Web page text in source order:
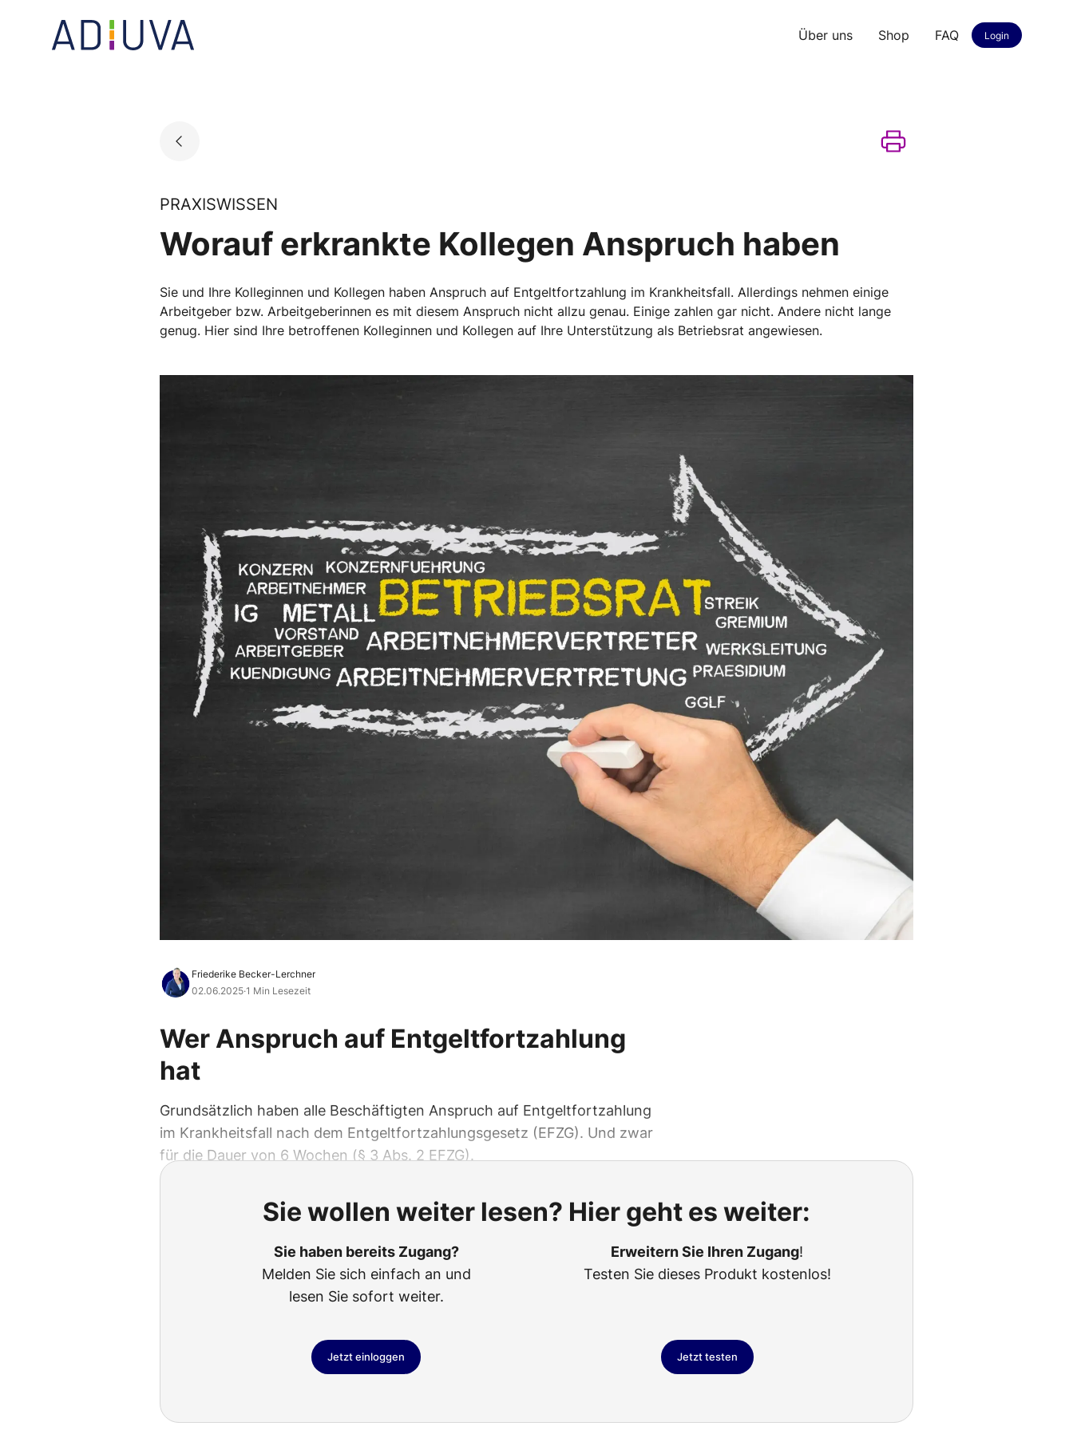
Go to landing page. Über uns Shop FAQ Login
PRAXISWISSEN
Worauf erkrankte Kollegen Anspruch haben
Sie und Ihre Kolleginnen und Kollegen haben Anspruch auf Entgeltfortzahlung im Krankheitsfall. Allerdings nehmen einige
Arbeitgeber bzw. Arbeitgeberinnen es mit diesem Anspruch nicht allzu genau. Einige zahlen gar nicht. Andere nicht lange
genug. Hier sind Ihre betroffenen Kolleginnen und Kollegen auf Ihre Unterstützung als Betriebsrat angewiesen.
Friederike Becker-Lerchner
02.06.2025·1 Min Lesezeit
Wer Anspruch auf Entgeltfortzahlung
hat
Grundsätzlich haben alle Beschäftigten Anspruch auf Entgeltfortzahlung
im Krankheitsfall nach dem Entgeltfortzahlungsgesetz (EFZG). Und zwar
für die Dauer von 6 Wochen (§ 3 Abs. 2 EFZG).
Sie wollen weiter lesen? Hier geht es weiter:
Sie haben bereits Zugang?
Melden Sie sich einfach an und
lesen Sie sofort weiter.
Erweitern Sie Ihren Zugang!
Testen Sie dieses Produkt kostenlos!
Jetzt einloggen Jetzt testen